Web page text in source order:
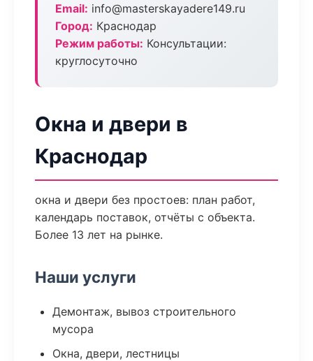
Email: info@masterskayadere149.ru
Город: Краснодар
Режим работы: Консультации:
круглосуточно
Окна и двери в
Краснодар
окна и двери без простоев: план работ,
календарь поставок, отчёты с объекта.
Более 13 лет на рынке.
Наши услуги
Демонтаж, вывоз строительного
мусора
Окна, двери, лестницы